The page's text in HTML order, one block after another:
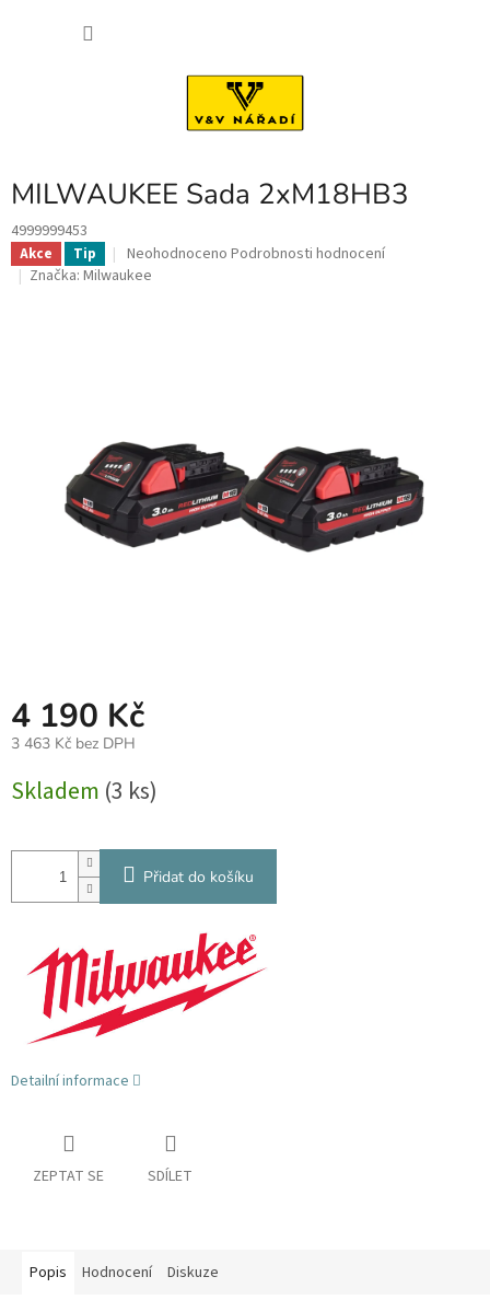
MILWAUKEE Sada 2xM18HB3
4999999453
Akce Tip
Průměrné
hodnocení
Neohodnoceno Podrobnosti hodnocení
Značka: Milwaukee
4 190 Kč
3 463 Kč bez DPH
cena:
Skladem (3 ks)
Přidat do košíku
Detailní informace
ZEPTAT SE SDÍLET
Popis Hodnocení Diskuze